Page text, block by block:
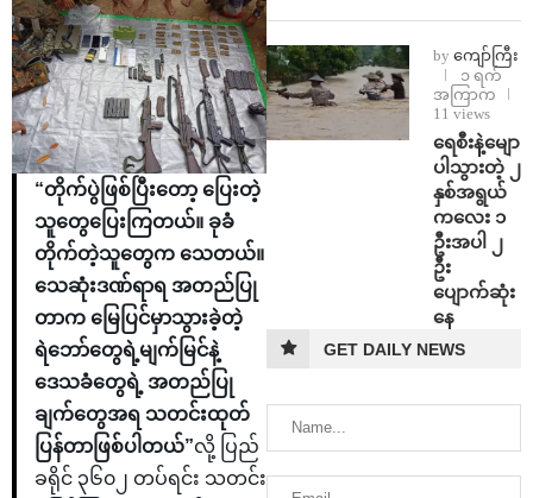
“တိုက်ပွဲဖြစ်ပြီးတော့ ပြေးတဲ့
သူတွေပြေးကြတယ်။ ခုခံ
တိုက်တဲ့သူတွေက သေတယ်။
သေဆုံးဒဏ်ရာရ အတည်ပြု
တာက မြေပြင်မှာသွားခဲ့တဲ့
ရဲဘော်တွေရဲ့မျက်မြင်နဲ့
ဒေသခံတွေရဲ့ အတည်ပြု
ချက်တွေအရ သတင်းထုတ်
ပြန်တာဖြစ်ပါတယ်”လို့ ပြည်
ခရိုင် ၃၆၀၂ တပ်ရင်း သတင်း
by ကျော်ကြီး
၁ ရက်
အကြာက
11 views
ရေစီးနဲ့မျော
ပါသွားတဲ့ ၂
နှစ်အရွယ်
ကလေး ၁
ဦးအပါ ၂
ဦး
ပျောက်ဆုံး
နေ
GET DAILY NEWS